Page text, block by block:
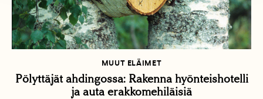
MUUT ELÄIMET
Pölyttäjät ahdingossa: Rakenna hyönteishotelli
ja auta erakkomehiläisiä